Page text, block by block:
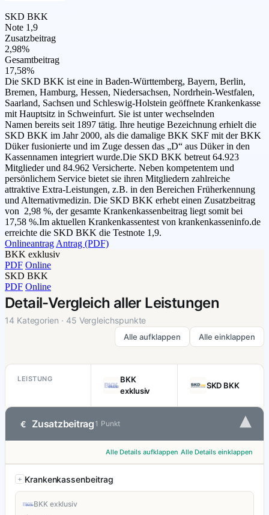
SKD BKK
Note 1,9
Zusatzbeitrag
2,98%
Gesamtbeitrag
17,58%
Die SKD BKK ist eine in Baden-Württemberg, Bayern, Berlin,
Bremen, Hamburg, Hessen, Niedersachsen, Nordrhein-Westfalen,
Saarland, Sachsen und Schleswig-Holstein geöffnete Krankenkasse
mit Hauptsitz in Schweinfurt. Sie ist unter wechselnden
Namen bereits seit 1897 tätig. Ihre heutige Bezeichnung erhielt die
SKD BKK im Jahr 2000, als die damalige BKK SKF mit der BKK
Düker fusionierte und im Zuge dessen das „D“ aus Düker in den
Kassennamen integriert wurde.Die SKD BKK betreut 64.923
Mitglieder und 84.962 Versicherte. Neben kompetentem und
persönlichem Service bietet sie ihren Mitgliedern zahlreiche
attraktive Extra-Leistungen, z.B. in den Bereichen Früherkennung
und Alternativmedizin. Die SKD BKK erhebt einen Zusatzbeitrag
von 2,98 %, der gesamte Krankenkassenbeitrag liegt somit bei
17,58 %.Im aktuellen Krankenkassentest von krankenkasseninfo.de
erreichte die SKD BKK die Testnote 1,9.
Onlineantrag Antrag (PDF)
BKK exklusiv
PDF Online
SKD BKK
PDF Online
Detail-Vergleich aller Leistungen
14 Kategorien · 45 Vergleichspunkte
Alle aufklappen Alle einklappen
LEISTUNG
BKK
exklusiv
SKD BKK
€ Zusatzbeitrag 1 Punkt ▾
Alle Details aufklappen Alle Details einklappen
Krankenkassenbeitrag
BKK exklusiv